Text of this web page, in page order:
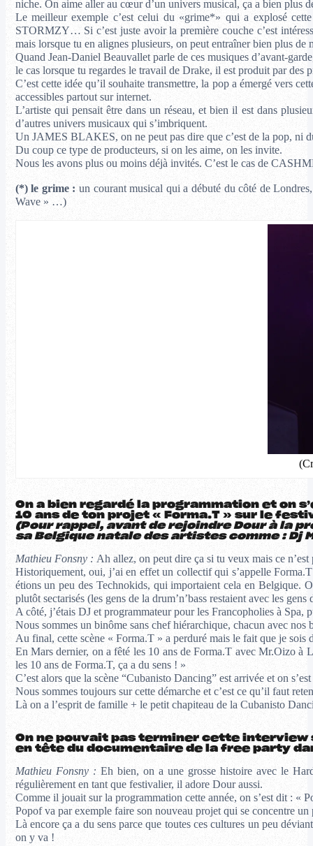
niche. On aime aller au cœur d’un univers musical, ça a bien plus
Le meilleur exemple c’est celui du «grime*» qui a explosé
STORMZY… Si c’est juste avoir la première couche c’est
mais lorsque tu en alignes plusieurs, on peut entraîner bien plus de
Quand Jean-Daniel Beauvallet parle de ces musiques d’avant-
le cas lorsque tu regardes le travail de Drake, il est produit par
C’est cette idée qu’il souhaite transmettre, la pop a émergé vers
accessibles partout sur internet.
L’artiste qui pensait être dans un réseau, et bien il est dans
d’autres univers musicaux qui s’imbriquent.
Un JAMES BLAKES, on ne peut pas dire que c’est de la pop, ni
Du coup ce type de producteurs, si on les aime, on les invite.
Nous les avons plus ou moins déjà invités. C’est le cas de
(*) le grime : un courant musical qui a débuté du côté de
Wave » …)
On a bien regardé la programmation et on
10 ans de ton projet « Forma.T » sur le
(Pour rappel, avant de rejoindre Dour à la
sa Belgique natale des artistes comme : Dj
Mathieu Fonsny : Ah allez, on peut dire ça si tu veux mais ce n’est
Historiquement, oui, j’ai en effet un collectif qui s’appelle
étions un peu des Technokids, qui importaient cela en
plutôt sectarisés (les gens de la drum’n’bass restaient avec les
A côté, j’étais DJ et programmateur pour les Francopholies à
Nous sommes un binôme sans chef hiérarchique, chacun avec
Au final, cette scène « Forma.T » a perduré mais le fait que je
En Mars dernier, on a fêté les 10 ans de Forma.T avec Mr.Oizo à
les 10 ans de Forma.T, ça a du sens ! »
C’est alors que la scène “Cubanisto Dancing” est arrivée et on
Nous sommes toujours sur cette démarche et c’est ce qu’il faut
Là on a l’esprit de famille + le petit chapiteau de la Cubanisto
On ne pouvait pas terminer cette interview
en tête du documentaire de la free party
Mathieu Fonsny : Eh bien, on a une grosse histoire avec le
régulièrement en tant que festivalier, il adore Dour aussi.
Comme il jouait sur la programmation cette année, on s’est dit :
Popof va par exemple faire son nouveau projet qui se concentre
Là encore ça a du sens parce que toutes ces cultures un peu
on y va !